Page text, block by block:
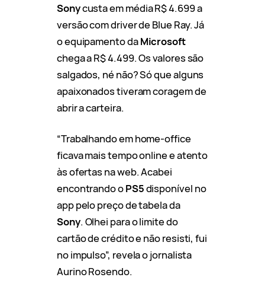
Sonycusta em média R$ 4.699 a
versão com driver de Blue Ray. Já
o equipamento daMicrosoft
chega a R$ 4.499. Os valores são
salgados, né não? Só que alguns
apaixonados tiveram coragem de
abrir a carteira.
“Trabalhando em home-office
ficava mais tempo online e atento
às ofertas na web. Acabei
encontrando oPS5disponível no
app pelo preço de tabela da
Sony. Olhei para o limite do
cartão de crédito e não resisti, fui
no impulso”, revela o jornalista
Aurino Rosendo.